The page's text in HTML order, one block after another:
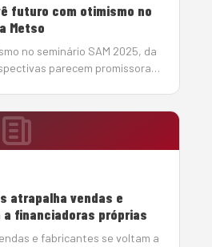
futuro com otimismo no
Metso
no seminário SAM 2025, da
parecem promissoras,
R$ 1,02 tri…
atrapalha vendas e
financiadoras próprias
e fabricantes se voltam a